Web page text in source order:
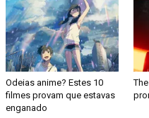
Odeias anime? Estes 10
filmes provam que estavas
enganado